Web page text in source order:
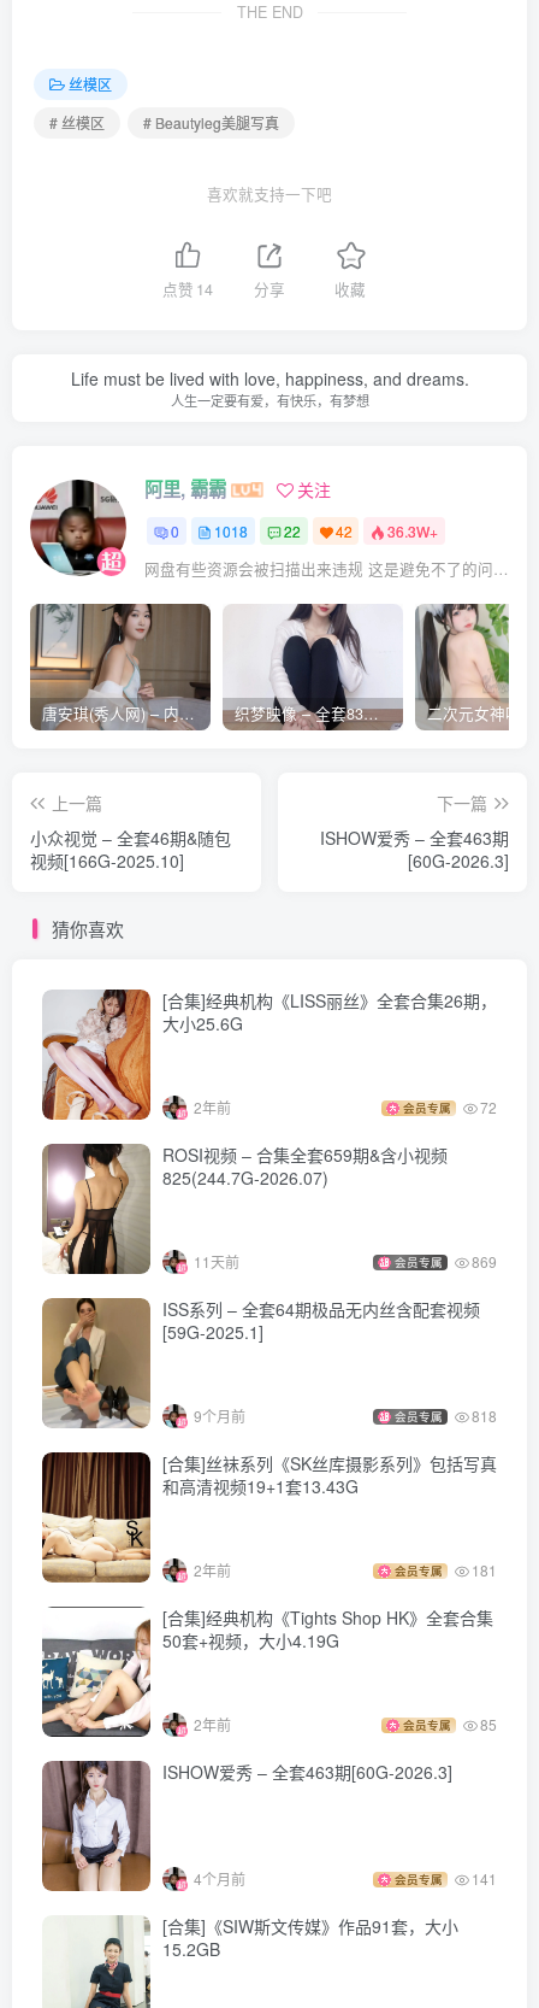
[Beautyleg]美腿寫真 2023.11.07 No.2335 Vanessa[58P-
[Beautyleg]美腿寫真 2023.10.27 No.2332 Kaylar[58P-329M]
[Beautyleg]美腿寫真 2023.10.17 No.2329 Cindy[52P-496M]
[Beautyleg]美腿寫真 2023.10.13 No.2328 Miga[57P-615M]
[Beautyleg]美腿寫真 2023.10.10 No.2327 Celia[60P-535.4M]
[Beautyleg]美腿寫真 2023.10.06 No.2326 Dora[60P-454M]
[Beautyleg]美腿寫真 2023.10.03 No.2325 Xin[50P-289M]
[Beautyleg]美腿寫真 2023.09.29 No.2324 Ivy[50P-358.7M]
[Beautyleg]美腿寫真 2023.09.26 No.2323 Yvonne[48P-
[Beautyleg]美腿寫真 2023.09.22 No.2322 Tina[47P-304M]
[Beautyleg]美腿寫真 2023.09.19 No.2321 Winni[47P-304M]
[Beautyleg]美腿寫真 2023.09.15 No.2320 Xin[66P-681M]
[Beautyleg]美腿寫真 2023.09.08 No.2318 Cindy[60P-355M]
308.9M]
[Beautyleg]美腿寫真 2023.08.29 No.2315 Yvonne[29P-
258.6M]
[Beautyleg]美腿寫真 2023.09.01 No.2316 Avril[56P-403M]
[Beautyleg]美腿寫真 2023.08.29 No.2314 Tina[34P-191M]
[Beautyleg]美腿寫真 2023.08.25 No.2313 Rita[55P-453M]
[Beautyleg]美腿寫真 2023.08.22 No.2312 Dora[50P-424M]
[Beautyleg]美腿寫真 2023.08.18 No.2311 Mimoko[54P-
395M]
[Beautyleg]美腿寫真 2023.08.15 No.2310 Zena[52P-355M]
[Beautyleg]美腿寫真 2023.08.11 No.2309 Stephy[52P-485M]
[Beautyleg]美腿寫真 2023.08.08 No.2308 Kaylar[56P-392M]
[Beautyleg]美腿寫真 2023.08.01 No.2306 MingTing[51P-
356M]
[Beautyleg]美腿寫真 2023.07.28 No.2305 Vanessa[56P-
387M]
[Beautyleg]美腿寫真 2023.07.25 No.2304 Miga[33P-319M]
[Beautyleg]美腿寫真 2023.07.25 No.2303 Neko[40P-366M]
[Beautyleg]美腿寫真 2023.07.21 No.2302 Rita[58P-464M]
[Beautyleg]美腿寫真 2023.07.18 No.2301 Celia[60P-469M]
[Beautyleg]美腿寫真 2023.07.14 No.2300 Dora[52P-372M]
[Beautyleg]美腿寫真 2023.07.11 No.2299 Tina[43P-253M]
[Beautyleg]美腿寫真 2023.07.07 No.2298 Neko[68P-392M]
[Beautyleg]美腿寫真 2023.07.04 No.2297 Lola[62P-459M]
[Beautyleg]美腿寫真 2023.06.30 No.2296 Kaylar[60P-429M]
[Beautyleg]美腿寫真 2023.06.27 No.2295 Chris[36P-224M]
[Beautyleg]美腿寫真 2023.06.27 No.2294 Xin[68P-520M]
THE END
丝模区
# 丝模区
# Beautyleg美腿写真
喜欢就支持一下吧
点赞 14 分享 收藏
Life must be lived with love, happiness, and dreams.
人生一定要有爱，有快乐，有梦想
阿里, 霸霸 关注
0 1018 22 42 36.3W+
网盘有些资源会被扫描出来违规 这是避免不了的问题 遇到失效的请评论回复 后面会整理重新打包上传补档
唐安琪(秀人网) – 内购合集无水印[41期-2026.04] 织梦映像 – 全套83期及视频合集[609G-2026..08]
上一篇
小众视觉 – 全套46期&随包
视频[166G-2025.10]
下一篇
ISHOW爱秀 – 全套463期
[60G-2026.3]
猜你喜欢
[合集]经典机构《LISS丽丝》全套合集26期，
大小25.6G
2年前 会员专属 72
ROSI视频 – 合集全套659期&含小视频
825(244.7G-2026.07)
11天前 会员专属 869
ISS系列 – 全套64期极品无内丝含配套视频
[59G-2025.1]
9个月前 会员专属 818
[合集]丝袜系列《SK丝库摄影系列》包括写真
和高清视频19+1套13.43G
2年前 会员专属 181
[合集]经典机构《Tights Shop HK》全套合集
50套+视频，大小4.19G
2年前 会员专属 85
ISHOW爱秀 – 全套463期[60G-2026.3]
4个月前 会员专属 141
[合集]《SIW斯文传媒》作品91套，大小
15.2GB